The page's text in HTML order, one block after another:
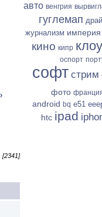
[2341]
авто венгрия
гуглемап
журнализм
кино кипр
оспорт
софт стрим
фото
android bq e51
htc ipad